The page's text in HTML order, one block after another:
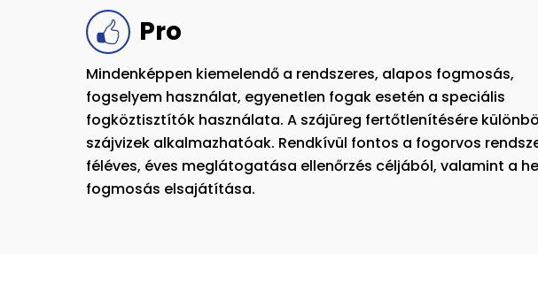
Pro
Mindenképpen kiemelendő a rendszeres, alapos fogmosás,
fogselyem használat, egyenetlen fogak esetén a speciális
fogköztisztítók használata. A szájüreg fertőtlenítésére
szájvizek alkalmazhatóak. Rendkívül fontos a fogorvos
féléves, éves meglátogatása ellenőrzés céljából, valamint a
fogmosás elsajátítása.